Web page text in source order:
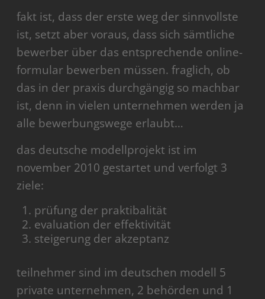
fakt ist, dass der erste weg der sinnvollste
ist, setzt aber voraus, dass sich sämtliche
bewerber über das entsprechende online-
formular bewerben müssen. fraglich, ob
das in der praxis durchgängig so machbar
ist, denn in vielen unternehmen werden ja
alle bewerbungswege erlaubt…
das deutsche modellprojekt ist im
november 2010 gestartet und verfolgt 3
ziele:
prüfung der praktibalität
evaluation der effektivität
steigerung der akzeptanz
teilnehmer sind im deutschen modell 5
private unternehmen, 2 behörden und 1